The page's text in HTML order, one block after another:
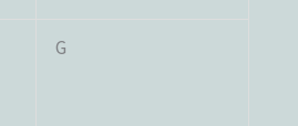
G